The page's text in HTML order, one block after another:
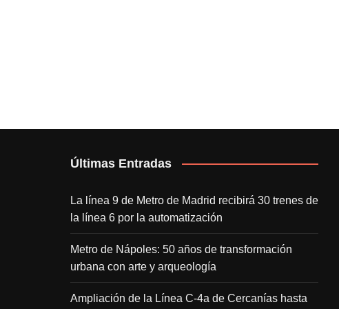
Últimas Entradas
La línea 9 de Metro de Madrid recibirá 30 trenes de
la línea 6 por la automatización
Metro de Nápoles: 50 años de transformación
urbana con arte y arqueología
Ampliación de la Línea C-4a de Cercanías hasta